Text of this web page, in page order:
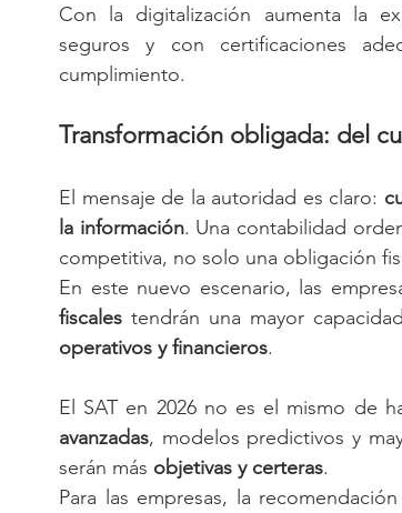
Con la digitalización aumenta la
seguros y con certificaciones
cumplimiento.
Transformación obligada: del
El mensaje de la autoridad es claro:
la información. Una contabilidad
competitiva, no solo una obligación
En este nuevo escenario, las
fiscales tendrán una mayor
operativos y financieros.
El SAT en 2026 no es el mismo de
avanzadas, modelos predictivos y
serán más objetivas y certeras.
Para las empresas, la